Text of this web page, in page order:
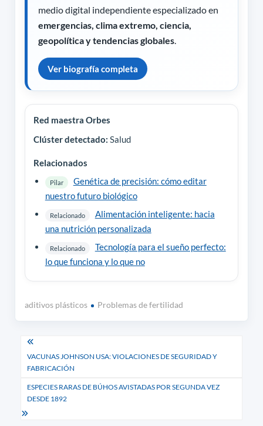
medio digital independiente especializado en
emergencias, clima extremo, ciencia,
geopolítica y tendencias globales.
Ver biografía completa
Red maestra Orbes
Clúster detectado: Salud
Relacionados
Pilar
Genética de precisión: cómo editar
nuestro futuro biológico
Relacionado
Alimentación inteligente: hacia
una nutrición personalizada
Relacionado
Tecnología para el sueño perfecto:
lo que funciona y lo que no
aditivos plásticos Problemas de fertilidad
Navegación
de
entradas
VACUNAS JOHNSON USA: VIOLACIONES DE SEGURIDAD Y
FABRICACIÓN
ESPECIES RARAS DE BÚHOS AVISTADAS POR SEGUNDA VEZ
DESDE 1892